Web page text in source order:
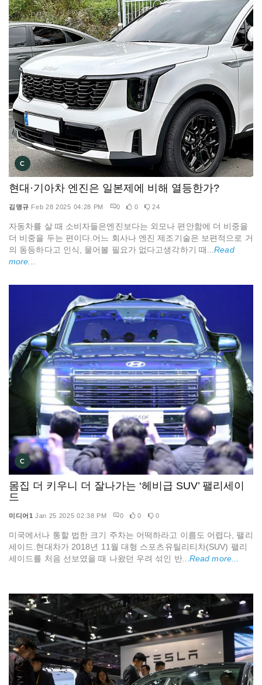
C
현대·기아차 엔진은 일본제에 비해 열등한가?
김명규 Feb 28 2025 04:28 PM 0 0 24
자동차를 살 때 소비자들은엔진보다는 외모나 편안함에 더 비중을
더 비중을 두는 편이다.어느 회사나 엔진 제조기술은 보편적으로 거
의 동등하다고 인식, 물어볼 필요가 없다고생각하기 때...Read
more...
C
몸집 더 키우니 더 잘나가는 ‘헤비급 SUV’ 팰리세이
드
미디어1 Jan 25 2025 02:38 PM 0 0 0
미국에서나 통할 법한 크기 주차는 어떡하라고 이름도 어렵다, 팰리
세이드.현대차가 2018년 11월 대형 스포츠유틸리티차(SUV) 팰리
세이드를 처음 선보였을 때 나왔던 우려 섞인 반... Read more...